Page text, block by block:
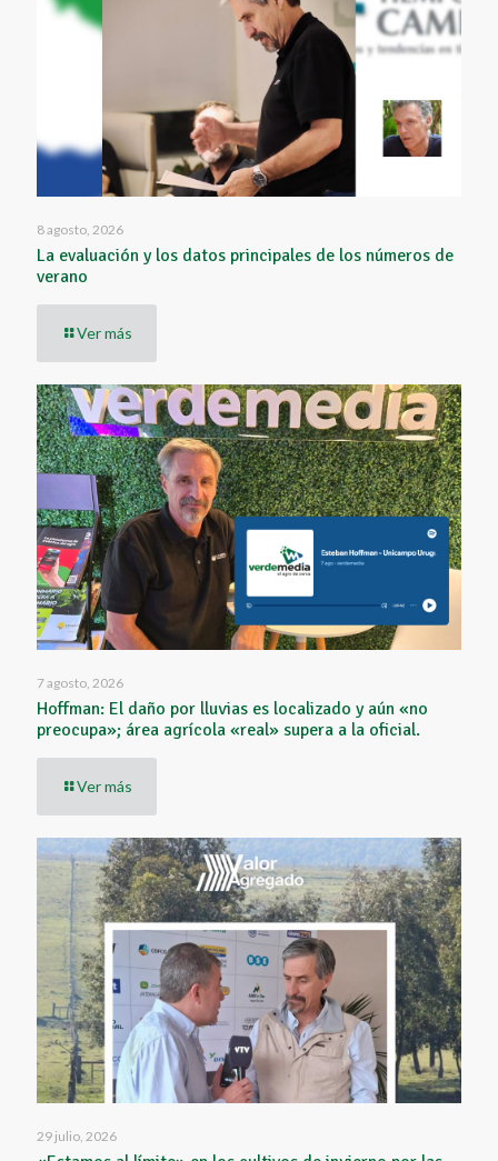
8 agosto, 2026
La evaluación y los datos principales de los números de
verano
Ver más
7 agosto, 2026
Hoffman: El daño por lluvias es localizado y aún «no
preocupa»; área agrícola «real» supera a la oficial.
Ver más
29 julio, 2026